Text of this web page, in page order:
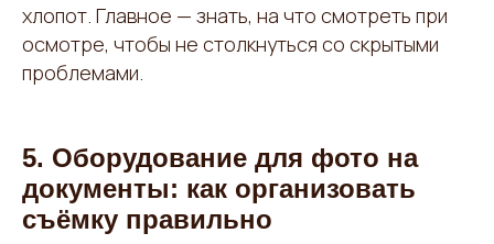
хлопот. Главное — знать, на что смотреть при
осмотре, чтобы не столкнуться со скрытыми
проблемами.
5. Оборудование для фото на
документы: как организовать
съёмку правильно